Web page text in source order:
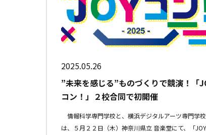
2025.05.26
”未来を感じる”ものづくりで競演！「
コン！」２校合同で初開催
情報科学専門学校と、横浜デジタルアーツ専門学校
は、５月２２日（木）神奈川県立 音楽堂にて、「